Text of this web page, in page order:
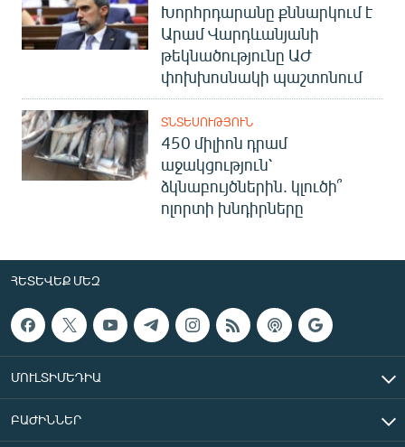
Խորհրդարանը քննարկում է
Արամ Վարդևանյանի
թեկնածությունը ԱԺ
փոխխոսնակի պաշտոնում
ՏՆՏԵՍՈՒԹՅՈՒՆ
450 միլիոն դրամ
աջակցություն՝
ձկնաբույծներին. կլուծի՞
ոլորտի խնդիրները
ՀԵՏԵՎԵՔ ՄԵԶ
ՄՈՒԼՏԻՄԵԴԻԱ
ԲԱԺԻՆՆԵՐ